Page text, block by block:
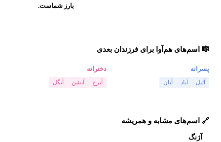
بارز شماست.
🎼 اسم‌های هم‌آوا برای فرزندان بعدی
پسرانه
آئیل آباد آبان
دخترانه
آبرخ آبشن آبگل
🔗 اسم‌های مشابه و همریشه
آژنگ